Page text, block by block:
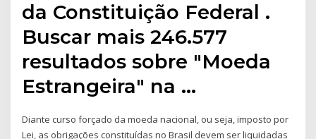
da Constituição Federal .
Buscar mais 246.577
resultados sobre "Moeda
Estrangeira" na …
Diante curso forçado da moeda nacional, ou seja, imposto por
Lei, as obrigações constituídas no Brasil devem ser liquidadas